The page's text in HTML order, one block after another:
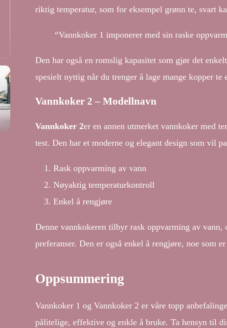
riktig temperatur, som for eksempel grønn te, svart
“Vannkoker 1 imponerer med sin raske
Den har også en romslig kapasitet som gjør det
spesielt nyttig når du trenger å lage mange kopper te
Vannkoker 2 – Modellnavn
Vannkoker 2er en annen utmerket vannkoker med
test. Den har et moderne og elegant design som vil
Rask oppvarming av vann
Nøyaktig temperaturkontroll
Enkel å rengjøre
Denne vannkokeren tilbyr rask oppvarming av vann,
preferanser. Den er også enkel å rengjøre, noe som
Oppsummering
Vannkoker 1 og Vannkoker 2 er våre topp
pålitelige, effektive og enkle å bruke. Ta hensyn til